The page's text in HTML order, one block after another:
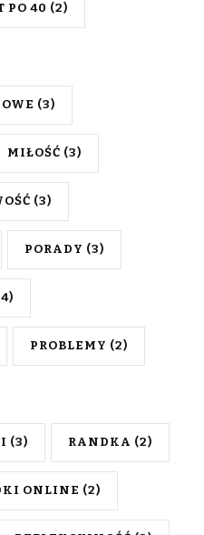
PO 40 (2)
(3)
MIŁOŚĆ (3)
(3)
PORADY (3)
PROBLEMY (2)
(3) RANDKA (2)
ONLINE (2)